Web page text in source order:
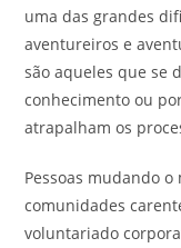
uma das grandes
aventureiros e
são aqueles que se
conhecimento ou
atrapalham os
Pessoas mudando
comunidades
voluntariado